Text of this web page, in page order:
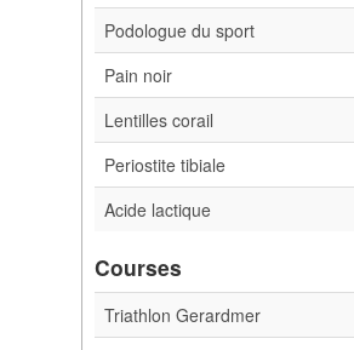
Podologue du sport
Pain noir
Lentilles corail
Periostite tibiale
Acide lactique
Courses
Triathlon Gerardmer